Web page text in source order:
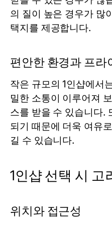
의 질이 높은 경우가 많
택지를 제공합니다.
편안한 환경과 프라
작은 규모의 1인샵에서
밀한 소통이 이루어져
스를 받을 수 있습니다.
되기 때문에 더욱 여유
길 수 있습니다.
1인샵 선택 시 고
위치와 접근성